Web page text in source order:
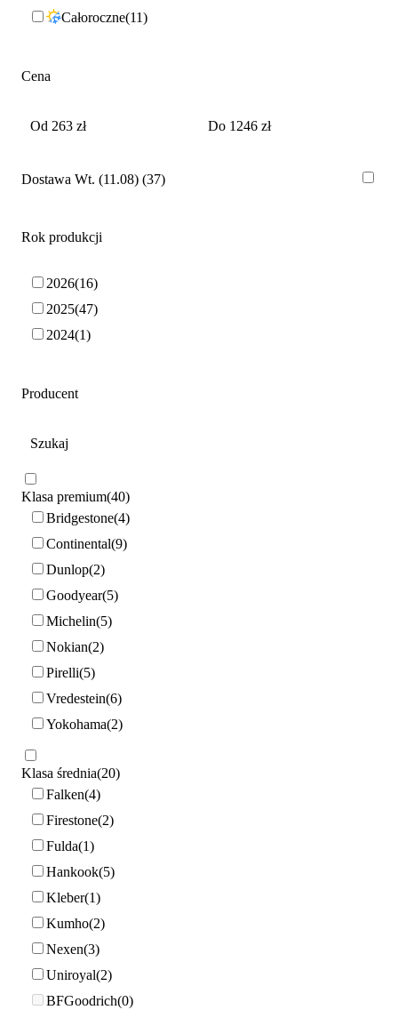
Całoroczne 11
Cena
Dostawa Wt. (11.08) 37
Rok produkcji
2026 16
2025 47
2024 1
Producent
Klasa premium 40
Bridgestone 4
Continental 9
Dunlop 2
Goodyear 5
Michelin 5
Nokian 2
Pirelli 5
Vredestein 6
Yokohama 2
Klasa średnia 20
Falken 4
Firestone 2
Fulda 1
Hankook 5
Kleber 1
Kumho 2
Nexen 3
Uniroyal 2
BFGoodrich 0